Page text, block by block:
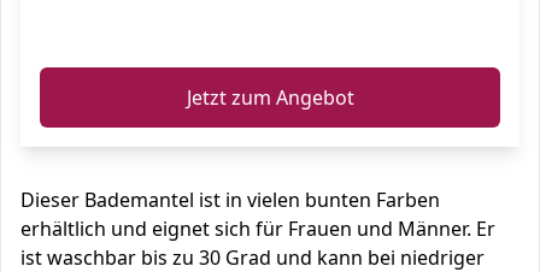
Jetzt zum Angebot
Dieser Bademantel ist in vielen bunten Farben
erhältlich und eignet sich für Frauen und Männer. Er
ist waschbar bis zu 30 Grad und kann bei niedriger